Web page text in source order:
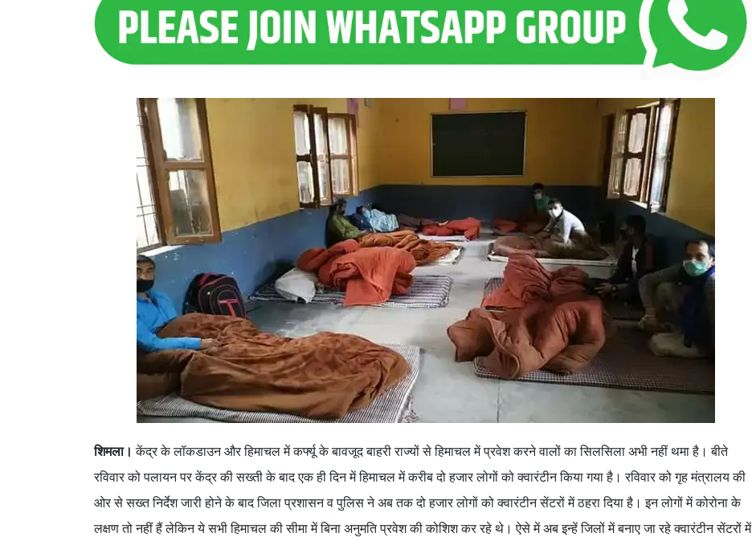
शिमला।केंद्र के लॉकडाउन और हिमाचल में कर्फ्यू के बावजूद बाहरी राज्यों से हिमाचल में प्रवेश करने वालों का सिलसिला अभी नहीं थमा है। बीते
रविवार को पलायन पर केंद्र की सख्ती के बाद एक ही दिन में हिमाचल में करीब दो हजार लोगों को क्वारंटीन किया गया है। रविवार को गृह मंत्रालय की
ओर से सख्त निर्देश जारी होने के बाद जिला प्रशासन व पुलिस ने अब तक दो हजार लोगों को क्वारंटीन सेंटरों में ठहरा दिया है। इन लोगों में कोरोना के
लक्षण तो नहीं हैं लेकिन ये सभी हिमाचल की सीमा में बिना अनुमति प्रवेश की कोशिश कर रहे थे। ऐसे में अब इन्हें जिलों में बनाए जा रहे क्वारंटीन सेंटरों में